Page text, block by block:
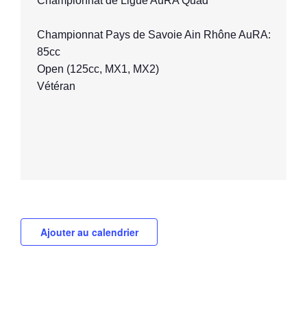
Championnat Pays de Savoie Ain Rhône AuRA:
85cc
Open (125cc, MX1, MX2)
Vétéran
Ajouter au calendrier